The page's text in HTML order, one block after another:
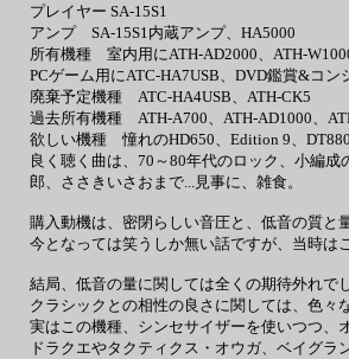
プレイヤー SA-15S1
アンプ SA-15S1内蔵アンプ、HA5000
所有機種 室内用にATH-AD2000、ATH-
PCゲーム用にATC-HA7USB、DVD鑑賞&コ
廃棄予定機種 ATC-HA4USB、ATH-CK5
過去所有機種 ATH-A700、ATH-AD1000、
欲しい機種 憧れのHD650、Edition 9、
良く聴く曲は、70～80年代のロック、小編
郎、ささきいさおまで...見事に、雑食。
購入動機は、密閉らしい音圧と、低音の質と
今となっては笑うしか無い話ですが、当時は
結局、低音の量に関しては全くの期待外れで
クラシックとの相性の良さに関しては、色々
実はこの機種、シンセサイザーを使いつつ、
ドラクエやタクティクス・オウガ、ベイグラ